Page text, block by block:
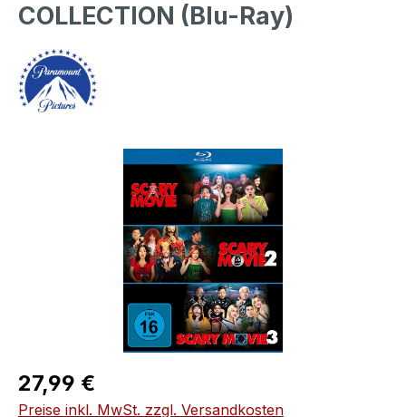
COLLECTION (Blu-Ray)
Bildergalerie überspringen
Regulärer Preis:
27,99 €
Preise inkl. MwSt. zzgl. Versandkosten